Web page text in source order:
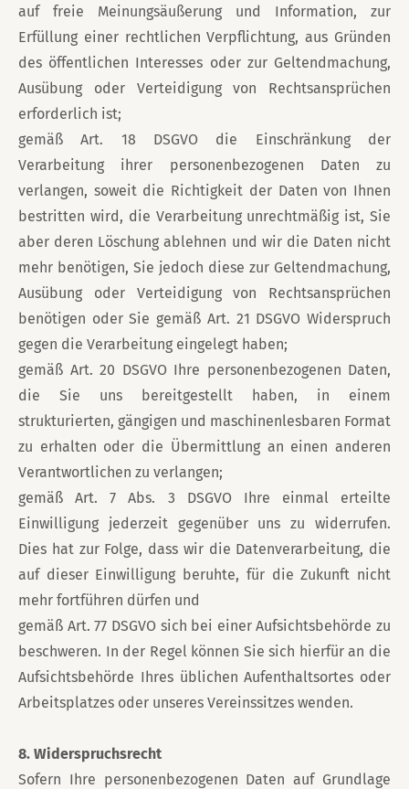
auf freie Meinungsäußerung und Information, zur
Erfüllung einer rechtlichen Verpflichtung, aus Gründen
des öffentlichen Interesses oder zur Geltendmachung,
Ausübung oder Verteidigung von Rechtsansprüchen
erforderlich ist;
gemäß Art. 18 DSGVO die Einschränkung der
Verarbeitung ihrer personenbezogenen Daten zu
verlangen, soweit die Richtigkeit der Daten von Ihnen
bestritten wird, die Verarbeitung unrechtmäßig ist, Sie
aber deren Löschung ablehnen und wir die Daten nicht
mehr benötigen, Sie jedoch diese zur Geltendmachung,
Ausübung oder Verteidigung von Rechtsansprüchen
benötigen oder Sie gemäß Art. 21 DSGVO Widerspruch
gegen die Verarbeitung eingelegt haben;
gemäß Art. 20 DSGVO Ihre personenbezogenen Daten,
die Sie uns bereitgestellt haben, in einem
strukturierten, gängigen und maschinenlesbaren Format
zu erhalten oder die Übermittlung an einen anderen
Verantwortlichen zu verlangen;
gemäß Art. 7 Abs. 3 DSGVO Ihre einmal erteilte
Einwilligung jederzeit gegenüber uns zu widerrufen.
Dies hat zur Folge, dass wir die Datenverarbeitung, die
auf dieser Einwilligung beruhte, für die Zukunft nicht
mehr fortführen dürfen und
gemäß Art. 77 DSGVO sich bei einer Aufsichtsbehörde zu
beschweren. In der Regel können Sie sich hierfür an die
Aufsichtsbehörde Ihres üblichen Aufenthaltsortes oder
Arbeitsplatzes oder unseres Vereinssitzes wenden.
8. Widerspruchsrecht
Sofern Ihre personenbezogenen Daten auf Grundlage